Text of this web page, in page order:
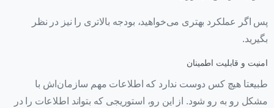
پس اگر عملکرد بهتری می‌خواهید، بودجه بالاتری را نیز در نظر
بگیرید.
امنیت و قابلیت اطمینان
طبیعتا هیچ کس دوست ندارد که اطلاعات مهم سازمان‌اش با
مشکل رو به رو شود. از این رو، استوریجی که بتواند اطلاعات را در